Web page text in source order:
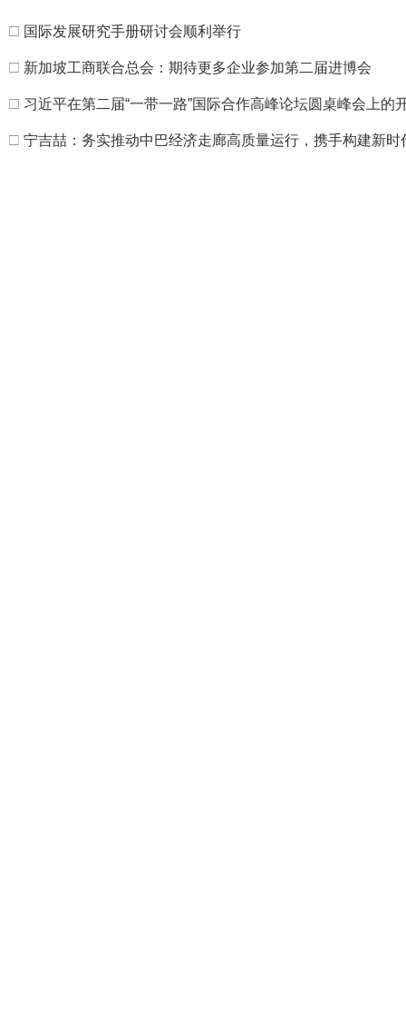
□ 国际发展研究手册研讨会顺利举行
□ 新加坡工商联合总会：期待更多企业参加第二届进博会
□ 习近平在第二届“一带一路”国际合作高峰论坛圆桌峰会上的
□ 宁吉喆：务实推动中巴经济走廊高质量运行，携手构建新